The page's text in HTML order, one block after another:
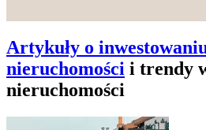
Artykuły o
nieruchomości i trendy
nieruchomości